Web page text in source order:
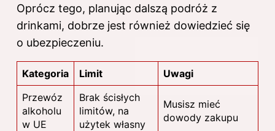
Oprócz tego, planując dalszą podróż z
drinkami, dobrze jest również dowiedzieć się
o ubezpieczeniu.
Kategoria Limit
Uwagi
Przewóz
alkoholu
w UE
Brak ścisłych
limitów, na
użytek własny
Musisz mieć
dowody zakupu